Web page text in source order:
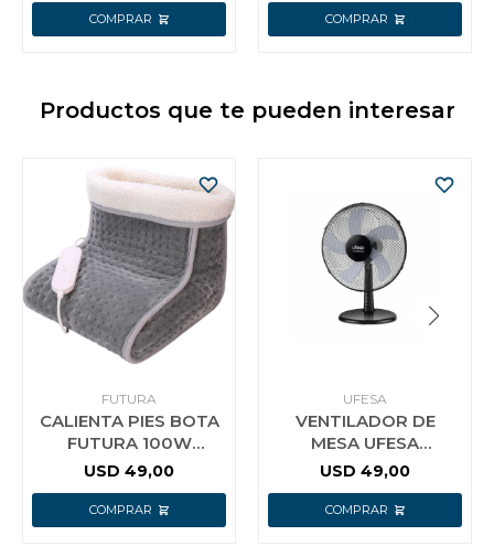
Productos que te pueden interesar
FUTURA
CALIENTA PIES BOTA
FUTURA 100W
LAVABLE CP101 F
USD 49,00
UFESA
VENTILADOR DE
MESA UFESA
GOTEMBORG
USD 49,00